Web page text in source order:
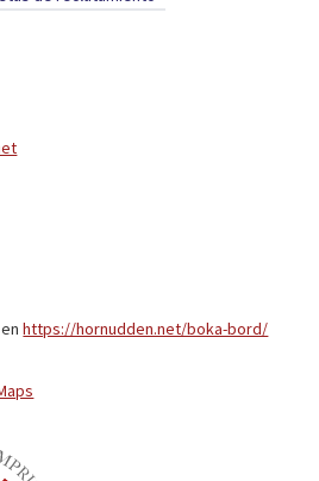
enhttps://hornudden.net/boka-bord/